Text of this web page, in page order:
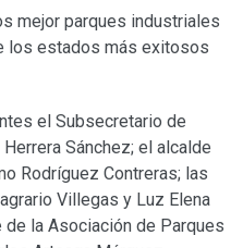
mejor parques industriales
los estados más exitosos
el Subsecretario de
Sánchez; el alcalde
Rodríguez Contreras; las
Villegas y Luz Elena
la Asociación de Parques